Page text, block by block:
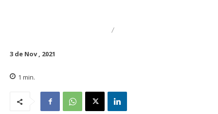
3 de Nov , 2021
1 min.